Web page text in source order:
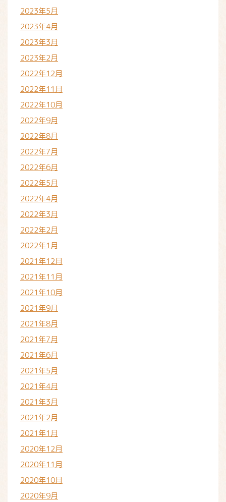
2023年5月
2023年4月
2023年3月
2023年2月
2022年12月
2022年11月
2022年10月
2022年9月
2022年8月
2022年7月
2022年6月
2022年5月
2022年4月
2022年3月
2022年2月
2022年1月
2021年12月
2021年11月
2021年10月
2021年9月
2021年8月
2021年7月
2021年6月
2021年5月
2021年4月
2021年3月
2021年2月
2021年1月
2020年12月
2020年11月
2020年10月
2020年9月